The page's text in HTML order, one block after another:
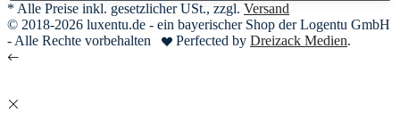
* Alle Preise inkl. gesetzlicher USt., zzgl. Versand
© 2018-2026 luxentu.de - ein bayerischer Shop der Logentu GmbH
- Alle Rechte vorbehalten
Perfected by Dreizack Medien.